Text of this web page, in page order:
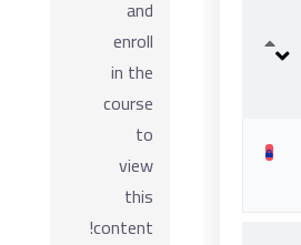
and
enroll
in the
course
to
view
this
content!